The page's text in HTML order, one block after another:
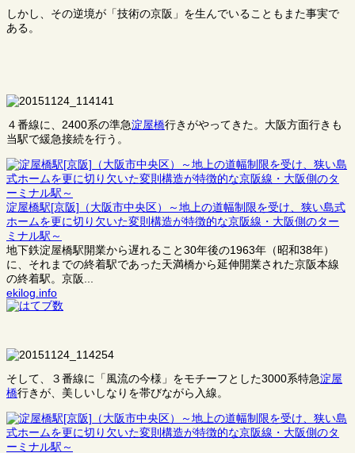
しかし、その逆境が「技術の京阪」を生んでいることもまた事実で
ある。
４番線に、2400系の準急淀屋橋行きがやってきた。大阪方面行きも
当駅で緩急接続を行う。
淀屋橋駅[京阪]（大阪市中央区）～地上の道幅制限を受け、狭い島式
ホームを更に切り欠いた変則構造が特徴的な京阪線・大阪側のター
ミナル駅～
地下鉄淀屋橋駅開業から遅れること30年後の1963年（昭和38年）
に、それまでの終着駅であった天満橋から延伸開業された京阪本線
の終着駅。京阪...
ekilog.info
そして、３番線に「風流の今様」をモチーフとした3000系特急淀屋
橋行きが、美しいしなりを帯びながら入線。